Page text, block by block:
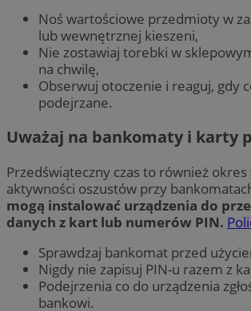
Noś wartościowe przedmioty w
lub wewnętrznej kieszeni,
Nie zostawiaj torebki w
na chwilę,
Obserwuj otoczenie i reaguj, gdy
podejrzane.
Uważaj na bankomaty i karty
Przedświąteczny czas to również
aktywności oszustów przy
mogą instalować urządzenia do
danych z kart lub numerów PIN.
Sprawdzaj bankomat przed
Nigdy nie zapisuj PIN-u razem z
Podejrzenia co do urządzenia
bankowi.